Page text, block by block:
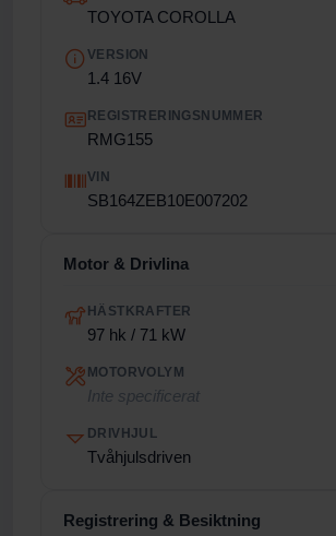
TOYOTA COROLLA
VERSION
1.4 16V
REGISTRERINGSNUMMER
RMG155
VIN
SB164ZEB10E007202
Motor & Drivlina
HÄSTKRAFTER
97 hk / 71 kW
MOTORVOLYM
Inte specificerat
DRIVHJUL
Tvåhjulsdriven
Registrering & Besiktning